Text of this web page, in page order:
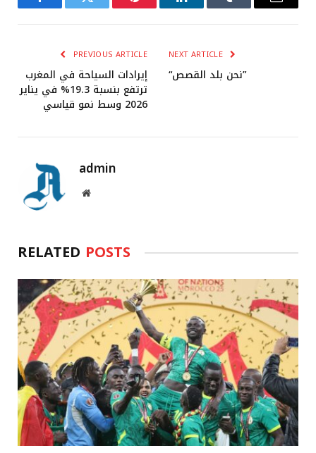
FacebookTwitter Pinterest LinkedInTumblr Email
PREVIOUS ARTICLE
إيرادات السياحة في المغرب
ترتفع بنسبة 19.3% في يناير
2026 وسط نمو قياسي
NEXT ARTICLE
“نحن بلد القصص”
admin
Website
RELATED POSTS